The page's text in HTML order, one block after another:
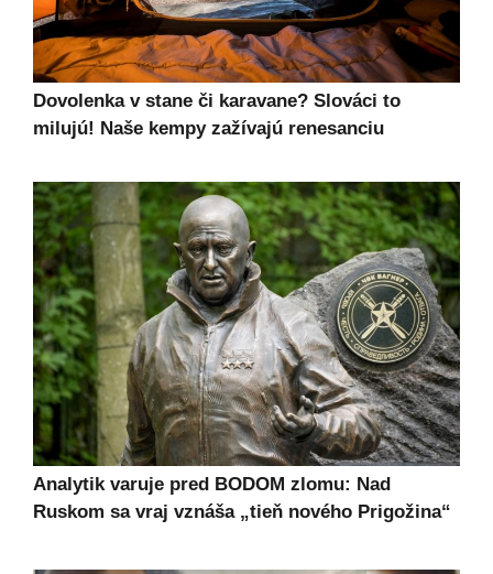
Dovolenka v stane či karavane? Slováci to
milujú! Naše kempy zažívajú renesanciu
Analytik varuje pred BODOM zlomu: Nad
Ruskom sa vraj vznáša „tieň nového Prigožina“